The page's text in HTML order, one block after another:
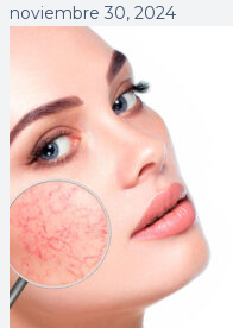
noviembre 30, 2024